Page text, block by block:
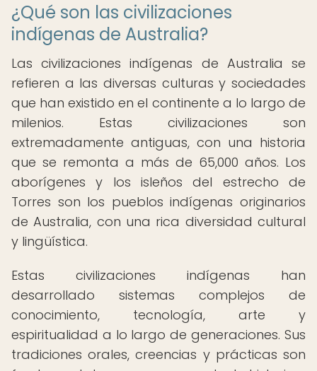
¿Qué son las civilizaciones
indígenas de Australia?
Las civilizaciones indígenas de Australia se
refieren a las diversas culturas y sociedades
que han existido en el continente a lo largo de
milenios. Estas civilizaciones son
extremadamente antiguas, con una historia
que se remonta a más de 65,000 años. Los
aborígenes y los isleños del estrecho de
Torres son los pueblos indígenas originarios
de Australia, con una rica diversidad cultural
y lingüística.
Estas civilizaciones indígenas han
desarrollado sistemas complejos de
conocimiento, tecnología, arte y
espiritualidad a lo largo de generaciones. Sus
tradiciones orales, creencias y prácticas son